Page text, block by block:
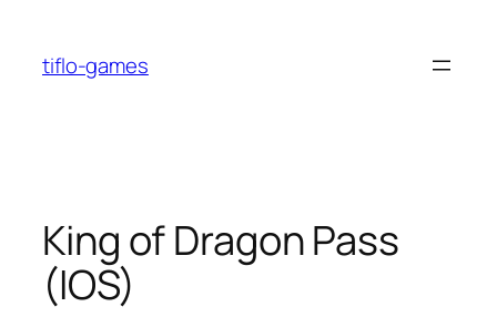
содержимому
tiflo-games
King of Dragon Pass
(IOS)